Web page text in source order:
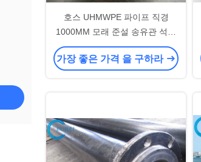
호스 UHMWPE 파이프 직경
1000MM 모래 준설 송유관 석유
수송
가장 좋은 가격 을 구하라